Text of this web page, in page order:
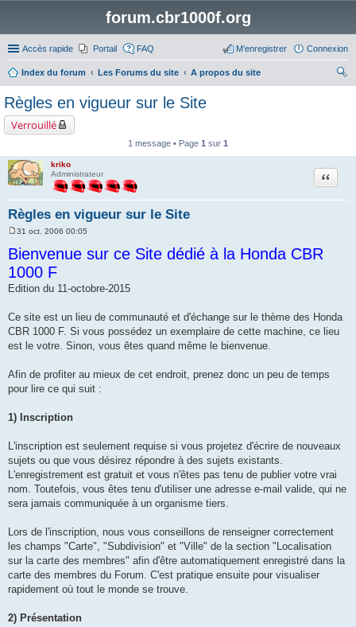
forum.cbr1000f.org
Accès rapide Portail FAQ Connexion
M’enregistrer
Index du forum Les Forums du site
A propos du site
Règles en vigueur sur le Site
Verrouillé
1 message • Page 1 sur 1
kriko
Administrateur
Règles en vigueur sur le Site
Citation
e
s
s
a
g
31 oct. 2006 00:05
Bienvenue sur ce Site dédié à la Honda CBR
1000 F
Edition du 11-octobre-2015
Ce site est un lieu de communauté et d'échange sur le thème des Honda
CBR 1000 F. Si vous possédez un exemplaire de cette machine, ce lieu
est le votre. Sinon, vous êtes quand même le bienvenue.
Afin de profiter au mieux de cet endroit, prenez donc un peu de temps
pour lire ce qui suit :
1) Inscription
L'inscription est seulement requise si vous projetez d'écrire de nouveaux
sujets ou que vous désirez répondre à des sujets existants.
L'enregistrement est gratuit et vous n'êtes pas tenu de publier votre vrai
nom. Toutefois, vous êtes tenu d'utiliser une adresse e-mail valide, qui ne
sera jamais communiquée à un organisme tiers.
Lors de l'inscription, nous vous conseillons de renseigner correctement
les champs "Carte", "Subdivision" et "Ville" de la section "Localisation
sur la carte des membres" afin d'être automatiquement enregistré dans la
carte des membres du Forum. C'est pratique ensuite pour visualiser
rapidement où tout le monde se trouve.
2) Présentation